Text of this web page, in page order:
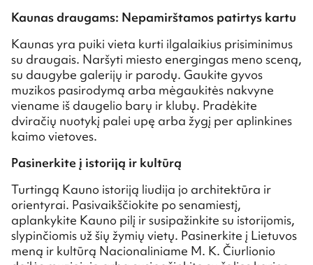
Kaunas draugams: Nepamirštamos patirtys kartu
Kaunas yra puiki vieta kurti ilgalaikius prisiminimus
su draugais. Naršyti miesto energingas meno sceną,
su daugybe galerijų ir parodų. Gaukite gyvos
muzikos pasirodymą arba mėgaukitės nakvyne
viename iš daugelio barų ir klubų. Pradėkite
dviračių nuotykį palei upę arba žygį per aplinkines
kaimo vietoves.
Pasinerkite į istoriją ir kultūrą
Turtingą Kauno istoriją liudija jo architektūra ir
orientyrai. Pasivaikščiokite po senamiestį,
aplankykite Kauno pilį ir susipažinkite su istorijomis,
slypinčiomis už šių žymių vietų. Pasinerkite į Lietuvos
meną ir kultūrą Nacionaliniame M. K. Čiurlionio